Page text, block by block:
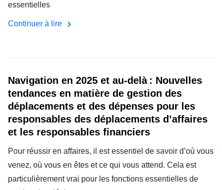
essentielles
Continuer à lire
Navigation en 2025 et au-delà : Nouvelles
tendances en matière de gestion des
déplacements et des dépenses pour les
responsables des déplacements d’affaires
et les responsables financiers
Pour réussir en affaires, il est essentiel de savoir d’où vous
venez, où vous en êtes et ce qui vous attend. Cela est
particulièrement vrai pour les fonctions essentielles de